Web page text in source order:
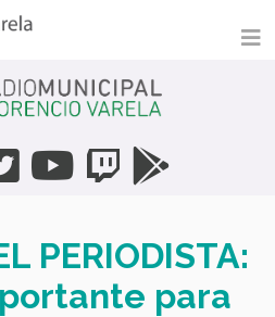
PERIODISTA:
para